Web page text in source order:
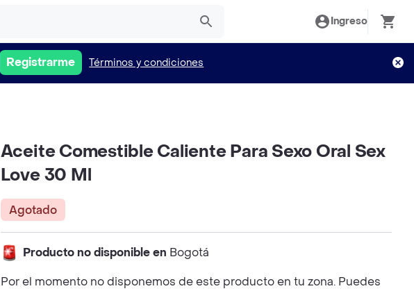
Ingreso
Registrarme Términos y condiciones
Aceite Comestible Caliente Para Sexo Oral Sex
Love 30 Ml
Agotado
Producto no disponible en Bogotá
Por el momento no disponemos de este producto en tu zona. Puedes